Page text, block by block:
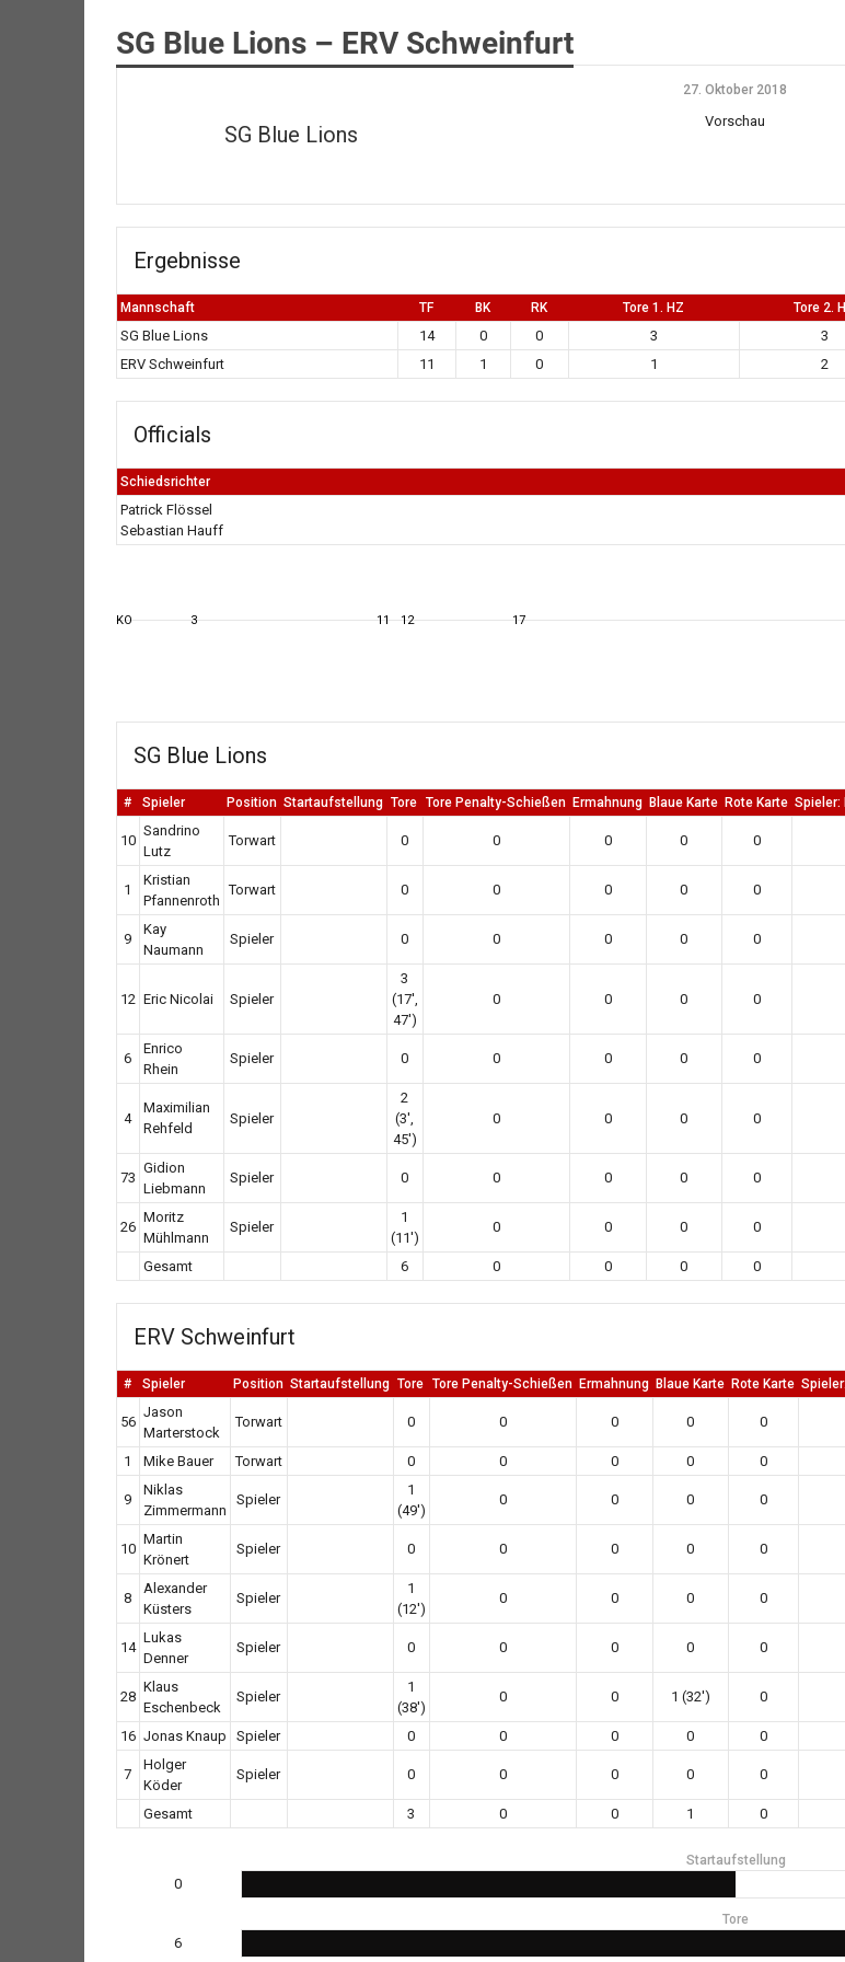
SG Blue Lions – ERV Schweinfurt
SG Blue Lions
27. Oktober 2018
Vorschau
Ergebnisse
Mannschaft TF BK RK Tore 1. HZ Tore 2.
SG Blue Lions 14 0 0 3 3
ERV Schweinfurt
11 1 0 1 2
Officials
Schiedsrichter
Patrick Flössel
Sebastian Hauff
KO 3 11 12 17
SG Blue Lions
# Spieler Position Startaufstellung Tore Tore Penalty-Schießen Ermahnung Blaue Karte Rote Karte Spieler:
10
Sandrino
Lutz
Torwart 0 0 0 0 0
1
Kristian
Pfannenroth
Torwart 0 0 0 0 0
9
Kay
Naumann
Spieler 0 0 0 0 0
12 Eric Nicolai Spieler
3
(17',
47')
0 0 0 0
6
Enrico
Rhein
Spieler 0 0 0 0 0
4
Maximilian
Rehfeld
Spieler
2
(3',
45')
0 0 0 0
73
Gidion
Liebmann
Spieler 0 0 0 0 0
26
Moritz
Mühlmann
Spieler
1
(11')
0 0 0 0
Gesamt 6 0 0 0 0
ERV Schweinfurt
# Spieler Position Startaufstellung Tore Tore Penalty-Schießen Ermahnung Blaue Karte Rote Karte
56
Jason
Marterstock
Torwart 0 0 0 0 0
1 Mike Bauer Torwart 0 0 0 0 0
9
Niklas
Zimmermann
Spieler
1
(49')
0 0 0 0
10
Martin
Krönert
Spieler 0 0 0 0 0
8
Alexander
Küsters
Spieler
1
(12')
0 0 0 0
14
Lukas
Denner
Spieler 0 0 0 0 0
28
Klaus
Eschenbeck
Spieler
1
(38')
0 0 1 (32') 0
16 Jonas Knaup Spieler 0 0 0 0 0
7
Holger
Köder
Spieler 0 0 0 0 0
Gesamt 3 0 0 1 0
Startaufstellung
0
Tore
6